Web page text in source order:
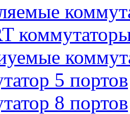
5 портов
8 портов